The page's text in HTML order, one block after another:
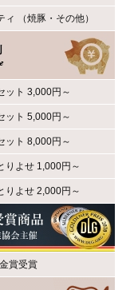
ィ （焼豚・その他）
ット 3,000円～
ット 5,000円～
ット 8,000円～
りよせ 1,000円～
りよせ 2,000円～
賞受賞